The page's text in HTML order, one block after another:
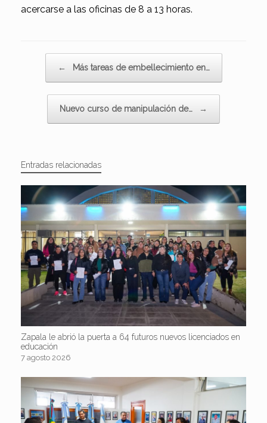
acercarse a las oficinas de 8 a 13 horas.
← Más tareas de embellecimiento en…
Nuevo curso de manipulación de… →
Entradas relacionadas
Zapala le abrió la puerta a 64 futuros nuevos licenciados en
educación
7 agosto 2026